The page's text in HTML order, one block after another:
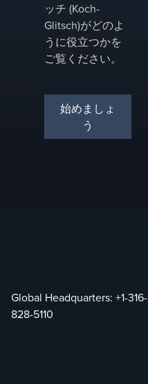
ッチ (Koch-
Glitsch)がどのよ
うに役立つかを
ご覧ください。
始めましょ
う
Global Headquarters: +1-316-
828-5110